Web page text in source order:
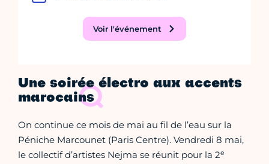
Voir l'événement
Une soirée électro aux accents
marocains
On continue ce mois de mai au fil de l’eau sur la
Péniche Marcounet (Paris Centre). Vendredi 8 mai,
le collectif d’artistes Nejma se réunit pour la 2e